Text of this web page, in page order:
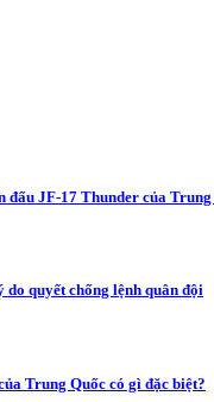
đấu JF-17 Thunder của
do quyết chống lệnh quân đội
Trung Quốc có gì đặc biệt?